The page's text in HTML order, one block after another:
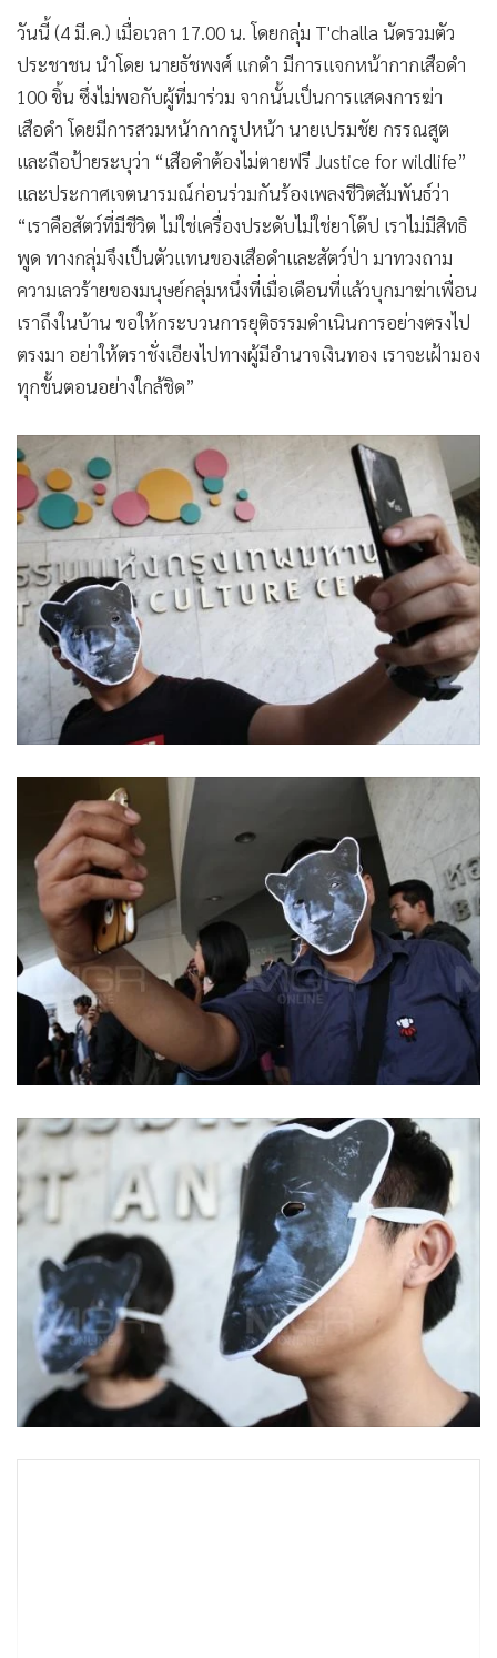
เศรษฐกิจ-ธุรกิจ
• จีน
ชุมชน-คุณภาพชีวิต
• อาชญากรรม
Motoring
• เกม
• วิทยาศาสตร์
• SMEs
• หุ้น
• อินโดจีน
• กองทุนรวม
• Celeb Online
•
ญี่ปุ่น
News1
• Gotomanager
วันนี้ (4 มี.ค.) เมื่อเวลา 17.00 น. โดยกลุ่ม T'challa นัดรวมตัว
ประชาชน นำโดย นายธัชพงศ์ แกดำ มีการแจกหน้ากากเสือดำ
100 ชิ้น ซึ่งไม่พอกับผู้ที่มาร่วม จากนั้นเป็นการแสดงการฆ่า
เสือดำ โดยมีการสวมหน้ากากรูปหน้า นายเปรมชัย กรรณสูต
และถือป้ายระบุว่า “เสือดำต้องไม่ตายฟรี Justice for wildlife”
และประกาศเจตนารมณ์ก่อนร่วมกันร้องเพลงชีวิตสัมพันธ์ว่า
“เราคือสัตว์ที่มีชีวิต ไม่ใช่เครื่องประดับไม่ใช่ยาโด๊ป เราไม่มีสิทธิ
พูด ทางกลุ่มจึงเป็นตัวแทนของเสือดำและสัตว์ป่า มาทวงถาม
ความเลวร้ายของมนุษย์กลุ่มหนึ่งที่เมื่อเดือนที่แล้วบุกมาฆ่าเพื่อน
เราถึงในบ้าน ขอให้กระบวนการยุติธรรมดำเนินการอย่างตรงไป
ตรงมา อย่าให้ตราชั่งเอียงไปทางผู้มีอำนาจเงินทอง เราจะเฝ้ามอง
ทุกขั้นตอนอย่างใกล้ชิด”